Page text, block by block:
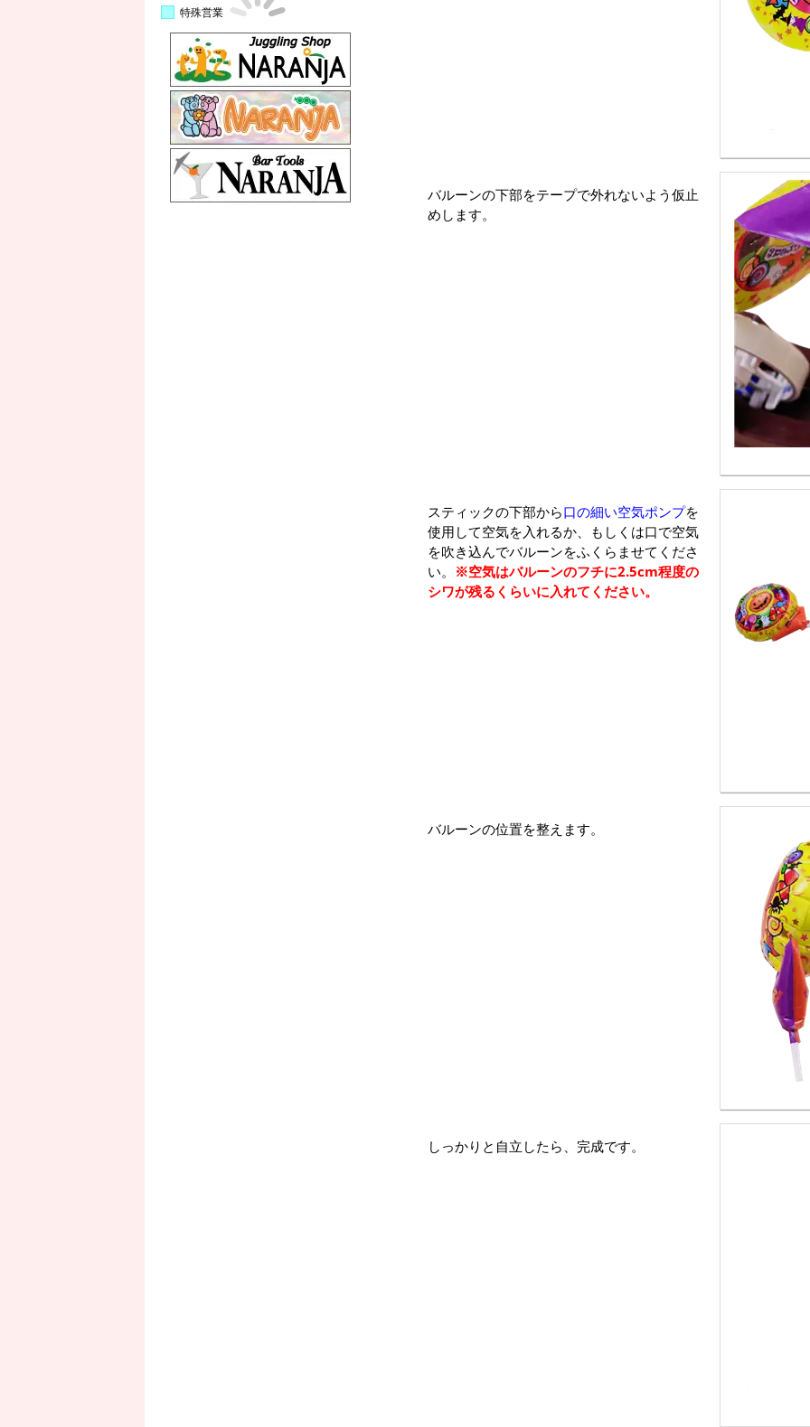
特殊営業
バルーンの下部をテープで外れないよう仮止
めします。
スティックの下部から口の細い空気ポンプを
使用して空気を入れるか、もしくは口で空気
を吹き込んでバルーンをふくらませてくださ
い。 ※空気はバルーンのフチに2.5cm程度の
シワが残るくらいに入れてください。
バルーンの位置を整えます。
しっかりと自立したら、完成です。